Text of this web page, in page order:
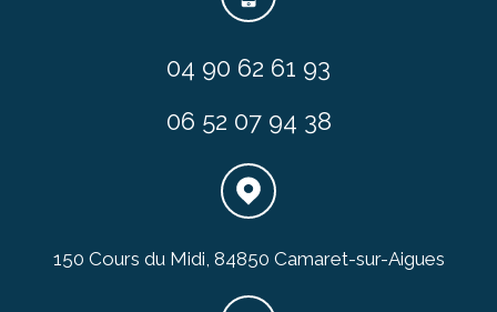
04 90 62 61 93
06 52 07 94 38
150 Cours du Midi, 84850 Camaret-sur-Aigues